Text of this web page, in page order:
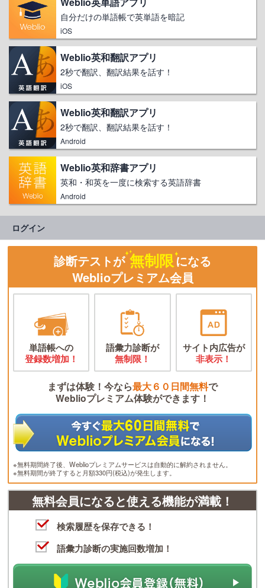
自分だけの単語帳で英単語を暗記
iOS
Weblio英和翻訳アプリ
2秒で翻訳、翻訳結果を話す！
iOS
Weblio英和翻訳アプリ
2秒で翻訳、翻訳結果を話す！
Android
Weblio英和辞書アプリ
英和・和英を一度に検索する英語辞書
Android
ログイン
診断テストが 無制限になる
Weblioプレミアム会員
単語帳への
登録数増加！
語彙力診断が
無制限！
サイト内広告が
非表示！
まずは体験！今なら最大６０日間無料で
Weblioプレミアム体験ができます！
※無料期間終了後、Weblioプレミアムサービスは自動的に解約されません。
※無料期間が終了すると月額330円(税込)が発生します。
無料会員になると使える機能が満載！
検索履歴を保存できる！
語彙力診断の実施回数増加！